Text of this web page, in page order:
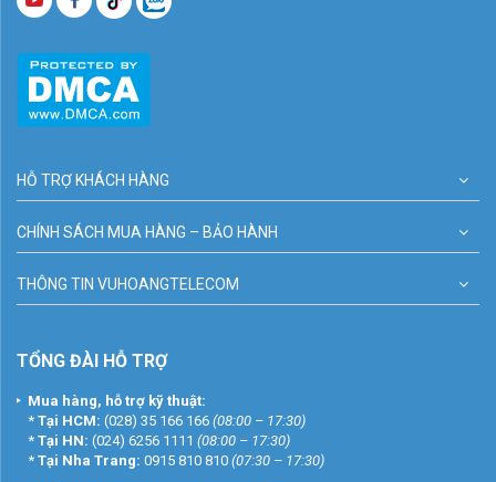
HỖ TRỢ KHÁCH HÀNG
CHÍNH SÁCH MUA HÀNG – BẢO HÀNH
THÔNG TIN VUHOANGTELECOM
TỔNG ĐÀI HỖ TRỢ
Mua hàng, hỗ trợ kỹ thuật:
* Tại HCM: (028) 35 166 166 (08:00 – 17:30)
* Tại HN: (024) 6256 1111 (08:00 – 17:30)
* Tại Nha Trang: 0915 810 810 (07:30 – 17:30)